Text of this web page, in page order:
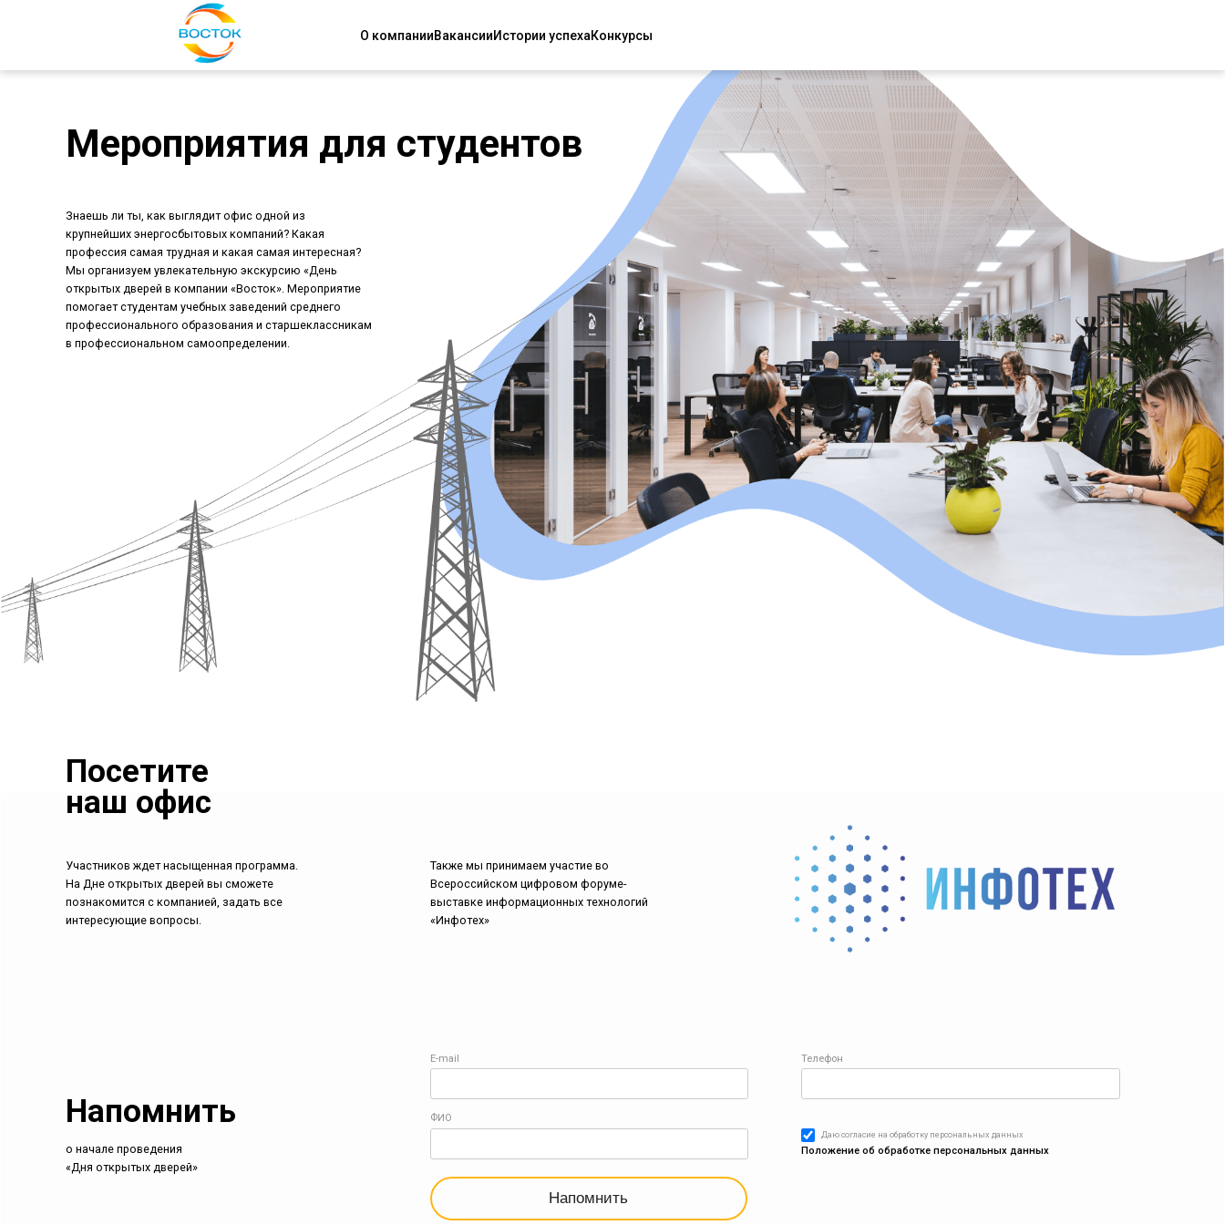
О компанииВакансииИстории успехаКонкурсы
Мероприятия для студентов
Знаешь ли ты, как выглядит офис одной из
крупнейших энергосбытовых компаний? Какая
профессия самая трудная и какая самая интересная?
Мы организуем увлекательную экскурсию «День
открытых дверей в компании «Восток». Мероприятие
помогает студентам учебных заведений среднего
профессионального образования и старшеклассникам
в профессиональном самоопределении.
Посетите
наш офис
Участников ждет насыщенная программа.
На Дне открытых дверей вы сможете
познакомится с компанией, задать все
интересующие вопросы.
Также мы принимаем участие во
Всероссийском цифровом форуме-
выставке информационных технологий
«Инфотех»
Напомнить
о начале проведения
«Дня открытых дверей»
E-mail Телефон
ФИО
Даю согласие на обработку персональных данных
Положение об обработке персональных данных